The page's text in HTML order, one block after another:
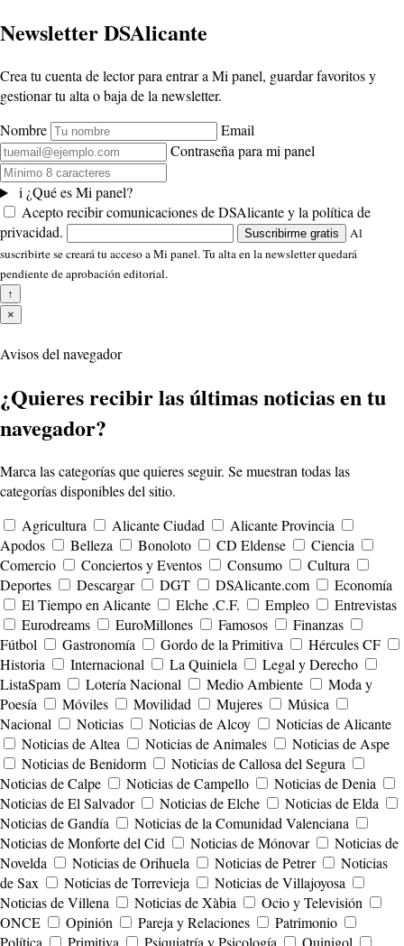
Newsletter DSAlicante
Crea tu cuenta de lector para entrar a Mi panel, guardar favoritos y
gestionar tu alta o baja de la newsletter.
Nombre
Email
Contraseña para mi panel
i¿Qué es Mi panel?
Acepto recibir comunicaciones de DSAlicante y la política de
privacidad.
Suscribirme gratis
Al
suscribirte se creará tu acceso a Mi panel. Tu alta en la newsletter quedará
pendiente de aprobación editorial.
↑
×
Avisos del navegador
¿Quieres recibir las últimas noticias en tu
navegador?
Marca las categorías que quieres seguir. Se muestran todas las
categorías disponibles del sitio.
Agricultura
Alicante Ciudad
Alicante Provincia
Apodos
Belleza Bonoloto CD Eldense
Ciencia
Comercio
Conciertos y Eventos Consumo
Cultura
Deportes
Descargar DGT DSAlicante.com
Economía
El Tiempo en Alicante
Elche .C.F. Empleo
Entrevistas
Eurodreams
EuroMillones Famosos
Finanzas
Fútbol
Gastronomía Gordo de la Primitiva
Hércules CF
Historia
Internacional La Quiniela
Legal y Derecho
ListaSpam
Lotería Nacional Medio Ambiente
Moda y
Poesía
Móviles Movilidad Mujeres
Música
Nacional
Noticias Noticias de Alcoy
Noticias de Alicante
Noticias de Altea
Noticias de Animales
Noticias de Aspe
Noticias de Benidorm
Noticias de Callosa del Segura
Noticias de Calpe
Noticias de Campello
Noticias de Denia
Noticias de El Salvador
Noticias de Elche
Noticias de Elda
Noticias de Gandía
Noticias de la Comunidad Valenciana
Noticias de Monforte del Cid
Noticias de Mónovar
Noticias de
Novelda
Noticias de Orihuela Noticias de Petrer
Noticias
de Sax
Noticias de Torrevieja
Noticias de Villajoyosa
Noticias de Villena
Noticias de Xàbia
Ocio y Televisión
ONCE
Opinión Pareja y Relaciones
Patrimonio
Política
Primitiva Psiquiatría y Psicología Quinigol